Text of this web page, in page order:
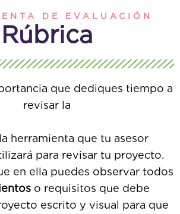
DE EVALUACIÓN
Rúbrica
que dediques tiempo a
revisar la
herramienta que tu asesor
para revisar tu proyecto.
en ella puedes observar todos
o requisitos que debe
escrito y visual para que